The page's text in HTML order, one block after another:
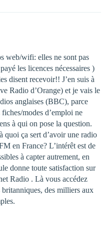
web/wifi: elles ne sont pas
les licences nécessaires )
disent recevoir!! J’en suis à
Radio d’Orange) et je vais le
anglaises (BBC), parce
modes d’emploi ne
à qui on pose la question.
quoi ça sert d’avoir une radio
en France? L’intérêt est de
à capter autrement, en
donne toute satisfaction sur
Radio . Là vous accédez
des milliers aux